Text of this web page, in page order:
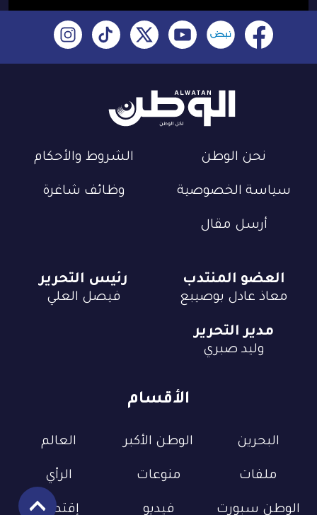
نحن الوطن الشروط والأحكام
سياسة الخصوصية وظائف شاغرة
أرسل مقال
الأقسام
البحرين الوطن الأكبر العالم
ملفات منوعات الرأي
الوطن سبورت فيديو إقتصاد
العضو المنتدب
معاذ عادل بوصيبع
رئيس التحرير
فيصل العلي
مدير التحرير
وليد صبري